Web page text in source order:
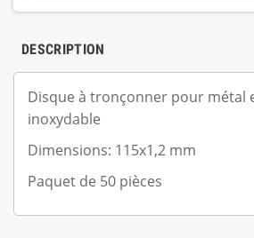
DESCRIPTION
Disque à tronçonner pour métal
inoxydable
Dimensions: 115x1,2 mm
Paquet de 50 pièces